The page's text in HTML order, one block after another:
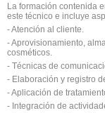
La formación contenida
este técnico e incluye
- Atención al cliente.
- Aprovisionamiento,
cosméticos.
- Técnicas de
- Elaboración y registro
- Aplicación de
- Integración de